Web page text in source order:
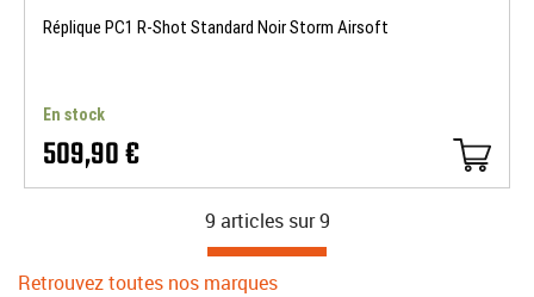
Réplique PC1 R-Shot Standard Noir Storm Airsoft
En stock
509,90 €
9 articles sur 9
Retrouvez toutes nos marques